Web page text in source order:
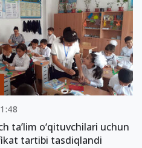
ta’lim o‘qituvchilari uchun
tartibi tasdiqlandi